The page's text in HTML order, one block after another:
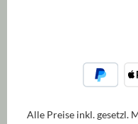
Alle Preise inkl. gesetzl.